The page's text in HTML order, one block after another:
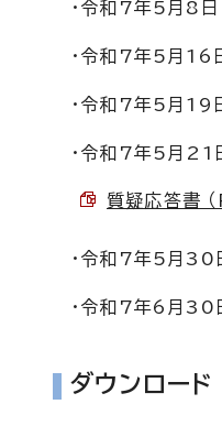
・令和7年5月8
・令和7年5月16
・令和7年5月19
・令和7年5月21
質疑応答書
・令和7年5月30
・令和7年6月30
ダウンロード